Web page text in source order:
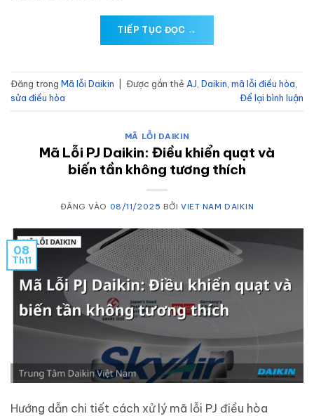
TIẾP TỤC ĐỌC →
Đăng trong Mã lỗi Daikin Được gắn thẻ AJ Daikin mã lỗi điều hòa
sửa điều hòa
Để lại bình luận
MÃ LỖI DAIKIN
Mã Lỗi PJ Daikin: Điều khiển quạt và
biến tần không tương thích
ĐĂNG VÀO 08/11/2025 BỞIVIET NAM DAIKIN
08
Th11
Hướng dẫn chi tiết cách xử lý mã lỗi PJ điều hòa